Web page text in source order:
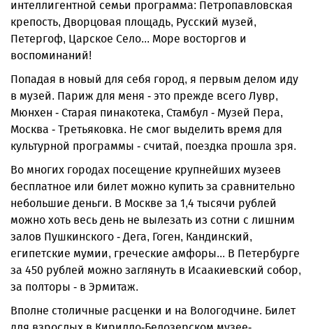
интеллигентной семьи программа: Петропавловская
крепость, Дворцовая площадь, Русский музей,
Петергоф, Царское Село... Море восторгов и
воспоминаний!
Попадая в новый для себя город, я первым делом иду
в музей. Париж для меня - это прежде всего Лувр,
Мюнхен - Старая пинакотека, Стамбул - Музей Пера,
Москва - Третьяковка. Не смог выделить время для
культурной программы - считай, поездка прошла зря.
Во многих городах посещение крупнейших музеев
бесплатное или билет можно купить за сравнительно
небольшие деньги. В Москве за 1,4 тысячи рублей
можно хоть весь день не вылезать из сотни с лишним
залов Пушкинского - Дега, Гоген, Кандинский,
египетские мумии, греческие амфоры... В Петербурге
за 450 рублей можно заглянуть в Исаакиевский собор,
за полторы - в Эрмитаж.
Вполне столичные расценки и на Вологодчине. Билет